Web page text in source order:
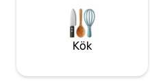
Hospital: 1,2 miles - Konferenscenter: 1,3
miles - Penn Station: 2,6 miles
Kök